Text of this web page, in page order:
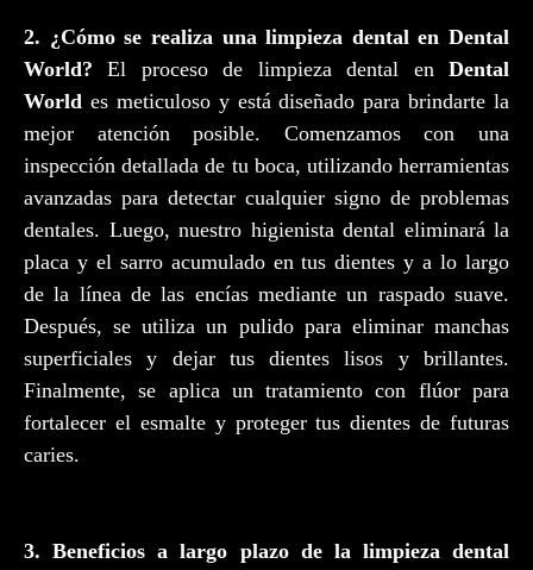
2. ¿Cómo se realiza una limpieza dental en Dental
World? El proceso de limpieza dental en Dental
World es meticuloso y está diseñado para brindarte la
mejor atención posible. Comenzamos con una
inspección detallada de tu boca, utilizando herramientas
avanzadas para detectar cualquier signo de problemas
dentales. Luego, nuestro higienista dental eliminará la
placa y el sarro acumulado en tus dientes y a lo largo
de la línea de las encías mediante un raspado suave.
Después, se utiliza un pulido para eliminar manchas
superficiales y dejar tus dientes lisos y brillantes.
Finalmente, se aplica un tratamiento con flúor para
fortalecer el esmalte y proteger tus dientes de futuras
caries.
3. Beneficios a largo plazo de la limpieza dental